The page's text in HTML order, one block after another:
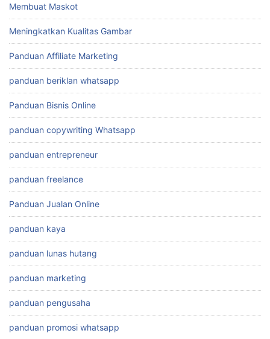
Membuat Maskot
Meningkatkan Kualitas Gambar
Panduan Affiliate Marketing
panduan beriklan whatsapp
Panduan Bisnis Online
panduan copywriting Whatsapp
panduan entrepreneur
panduan freelance
Panduan Jualan Online
panduan kaya
panduan lunas hutang
panduan marketing
panduan pengusaha
panduan promosi whatsapp